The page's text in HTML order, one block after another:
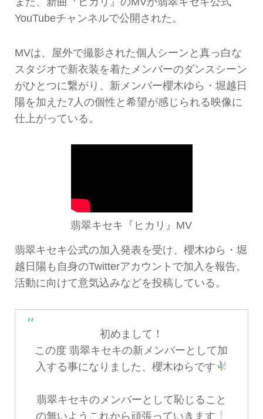
YouTubeチャンネルで公開された。
MVは、屋外で撮影された個人シーンと真っ白な
スタジオで新衣装を着たメンバーのダンスシーン
がひとつに繋がり、新メンバー櫻木ゆら・堀越日
陽を加えた7人の個性と希望が感じられる映像に
仕上がっている。
翡翠キセキ『ヒカリ』MV
翡翠キセキ公式の加入発表を受け、櫻木ゆら・堀
越日陽も自身のTwitterアカウントで加入を報告。
活動に向けて意気込みなどを投稿している。
初めまして！
この度 翡翠キセキの新メンバーとして加
入する事になりました、櫻木ゆらです
翡翠キセキのメンバーとして恥じること
の無いようこれから頑張っていきます